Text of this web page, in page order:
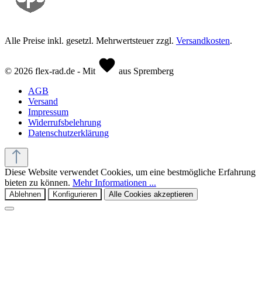
Alle Preise inkl. gesetzl. Mehrwertsteuer zzgl. Versandkosten.
© 2026 flex-rad.de - Mit
aus Spremberg
AGB
Versand
Impressum
Widerrufsbelehrung
Datenschutzerklärung
Diese Website verwendet Cookies, um eine bestmögliche Erfahrung
bieten zu können. Mehr Informationen ...
Ablehnen Konfigurieren Alle Cookies akzeptieren